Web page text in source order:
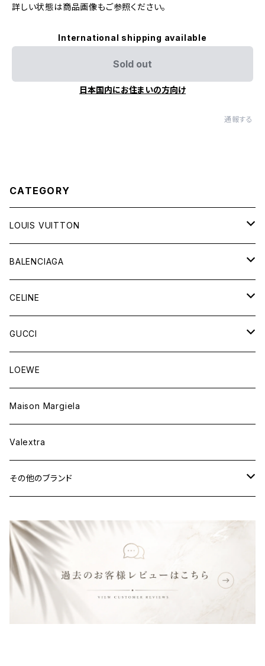
詳しい状態は商品画像もご参照ください。
International shipping available
Sold out
日本国内にお住まいの方向け
通報する
CATEGORY
LOUIS VUITTON
バッグ
財布&小物
ウェア
BALENCIAGA
バッグ
財布&小物
ウェア
CELINE
バッグ
財布&小物
ウェア
GUCCI
バッグ
財布&小物
ウェア
LOEWE
Maison Margiela
Valextra
その他のブランド
財布&小物
ウェア